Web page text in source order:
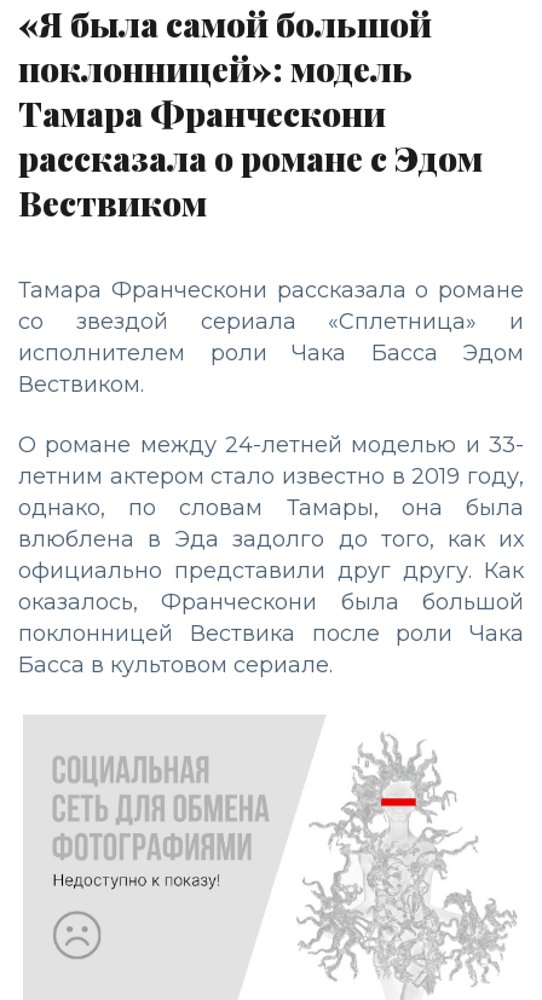
«Я была самой большой
поклонницей»: модель
Тамара Франческони
рассказала о романе с Эдом
Вествиком
Тамара Франческони рассказала о романе
со звездой сериала «Сплетница» и
исполнителем роли Чака Басса Эдом
Вествиком.
О романе между 24-летней моделью и 33-
летним актером стало известно в 2019 году,
однако, по словам Тамары, она была
влюблена в Эда задолго до того, как их
официально представили друг другу. Как
оказалось, Франческони была большой
поклонницей Вествика после роли Чака
Басса в культовом сериале.